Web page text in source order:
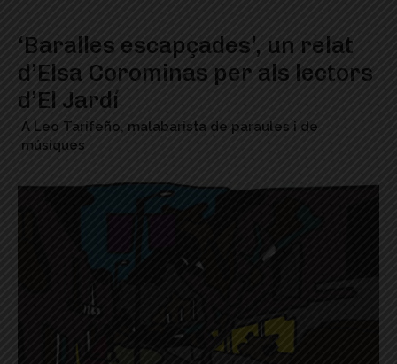
‘Baralles escapçades’, un relat
d’Elsa Corominas per als lectors
d’El Jardí
A Leo Tarifeño, malabarista de paraules i de
músiques